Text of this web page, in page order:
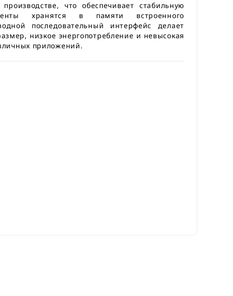
что обеспечивает стабильную
хранятся в памяти встроенного
последовательный интерфейс делает
низкое энергопотребление и невысокая
приложений.